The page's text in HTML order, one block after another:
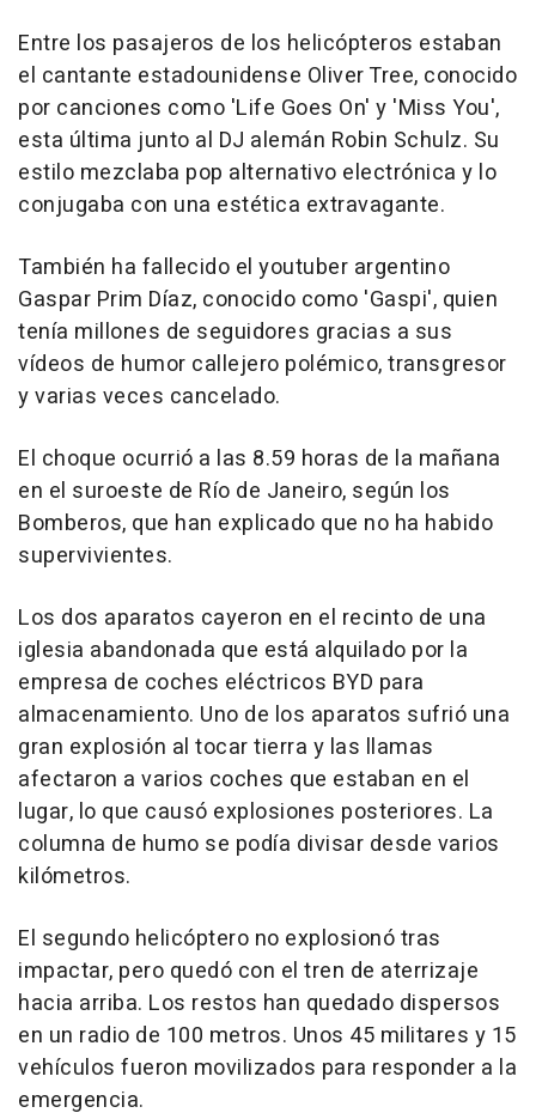
Entre los pasajeros de los helicópteros estaban
el cantante estadounidense Oliver Tree, conocido
por canciones como 'Life Goes On' y 'Miss You',
esta última junto al DJ alemán Robin Schulz. Su
estilo mezclaba pop alternativo electrónica y lo
conjugaba con una estética extravagante.
También ha fallecido el youtuber argentino
Gaspar Prim Díaz, conocido como 'Gaspi', quien
tenía millones de seguidores gracias a sus
vídeos de humor callejero polémico, transgresor
y varias veces cancelado.
El choque ocurrió a las 8.59 horas de la mañana
en el suroeste de Río de Janeiro, según los
Bomberos, que han explicado que no ha habido
supervivientes.
Los dos aparatos cayeron en el recinto de una
iglesia abandonada que está alquilado por la
empresa de coches eléctricos BYD para
almacenamiento. Uno de los aparatos sufrió una
gran explosión al tocar tierra y las llamas
afectaron a varios coches que estaban en el
lugar, lo que causó explosiones posteriores. La
columna de humo se podía divisar desde varios
kilómetros.
El segundo helicóptero no explosionó tras
impactar, pero quedó con el tren de aterrizaje
hacia arriba. Los restos han quedado dispersos
en un radio de 100 metros. Unos 45 militares y 15
vehículos fueron movilizados para responder a la
emergencia.